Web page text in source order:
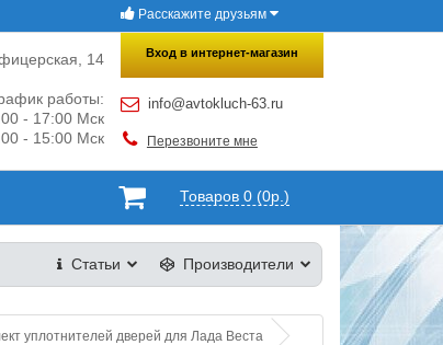
×
Расскажите друзьям
Вход в интернет-магазин
info@avtokluch-63.ru
Перезвоните мне
14
работы:
- 17:00 Мск
- 15:00 Мск
Товаров 0 (0р.)
Производители
Статьи
уплотнителей дверей для Лада Веста